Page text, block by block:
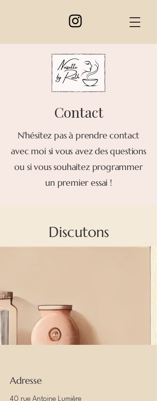
Contact
N'hésitez pas à prendre contact
avec moi si vous avez des questions
ou si vous souhaitez programmer
un premier essai !
Discutons
Adresse
40 rue Antoine Lumière